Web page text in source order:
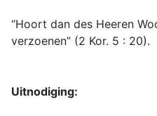
“Hoort dan des Heeren
verzoenen” (2 Kor. 5 : 20).
Uitnodiging: